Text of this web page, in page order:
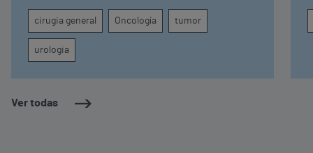
Ver todas
Banco de Sangre y Farmacia
cirugia general Oncología tumor
urologia